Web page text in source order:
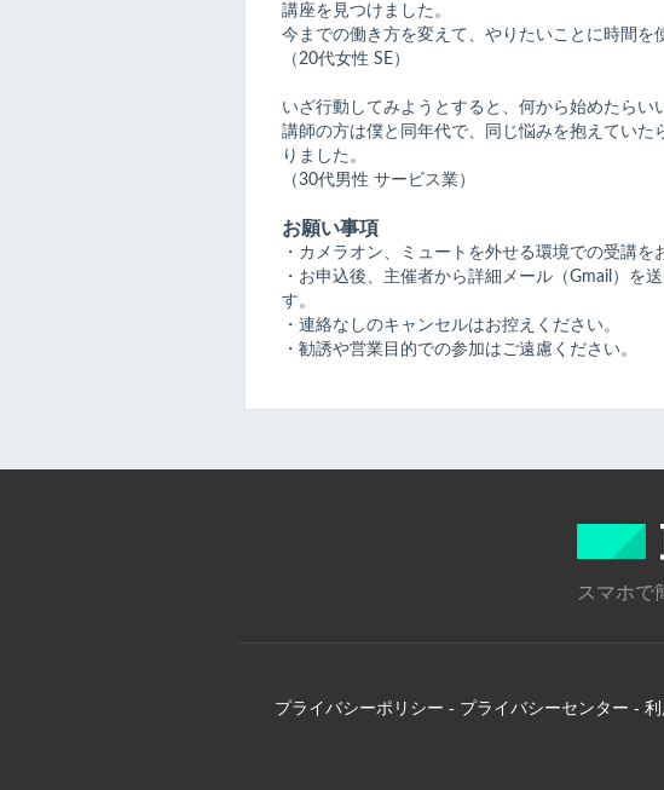
講座を見つけました。
今までの働き方を変えて、やりたいことに時間を
（20代女性 SE）
いざ行動してみようとすると、何から始めたらい
講師の方は僕と同年代で、同じ悩みを抱えていた
りました。
（30代男性 サービス業）
お願い事項
・カメラオン、ミュートを外せる環境での受講を
・お申込後、主催者から詳細メール（Gmail）を
す。
・連絡なしのキャンセルはお控えください。
・勧誘や営業目的での参加はご遠慮ください。
スマホで
プライバシーポリシー - プライバシーセンター -